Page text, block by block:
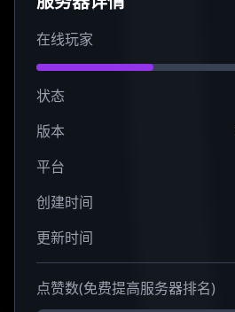
在线玩家
状态
版本
平台
创建时间
更新时间
点赞数(免费提高服务器排名)